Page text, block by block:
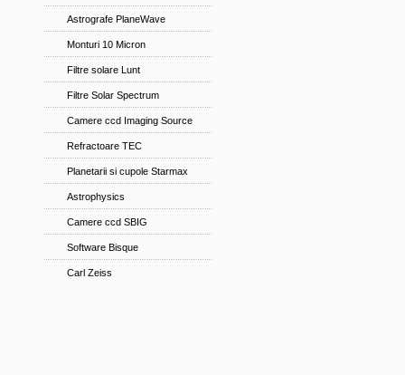
Astrografe PlaneWave
Monturi 10 Micron
Filtre solare Lunt
Filtre Solar Spectrum
Camere ccd Imaging Source
Refractoare TEC
Planetarii si cupole Starmax
Astrophysics
Camere ccd SBIG
Software Bisque
Carl Zeiss